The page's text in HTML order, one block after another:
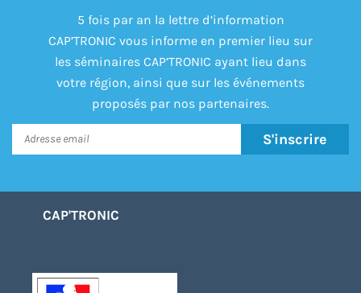
5 fois par an la lettre d’information
CAP’TRONIC vous informe en premier lieu sur
les séminaires CAP’TRONIC ayant lieu dans
votre région, ainsi que sur les événements
proposés par nos partenaires.
S'inscrire
CAP'TRONIC